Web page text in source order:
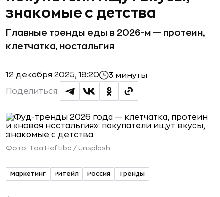
знакомые с детства
Главные тренды еды в 2026-м — протеин,
клетчатка, ностальгия
12 декабря 2025, 18:20 3 минуты
Поделиться:
Фото: Toa Heftiba / Unsplash
Маркетинг Ритейл Россия Тренды